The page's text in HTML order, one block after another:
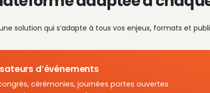
solution qui s’adapte à tous vos enjeux, formats et
d’événements
cérémonies, journées portes ouvertes